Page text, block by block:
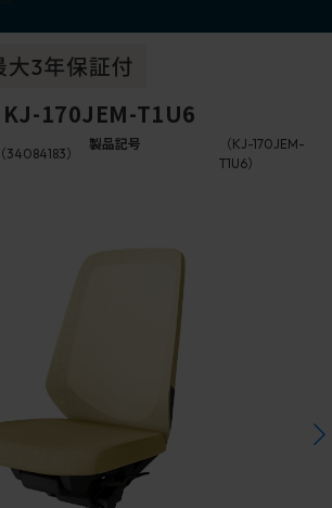
KJ-170JEM-T1U6
（34084183）
製品記号
（KJ-170JEM-
T1U6）